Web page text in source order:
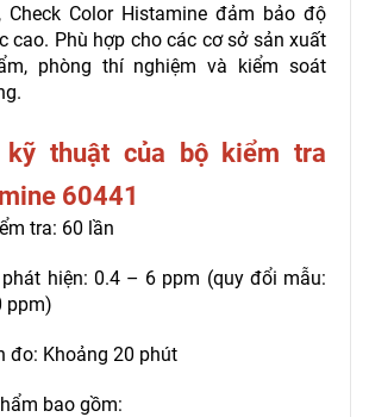
Check Color Histamine đảm bảo độ
cao. Phù hợp cho các cơ sở sản xuất
phòng thí nghiệm và kiểm soát
kỹ thuật của bộ kiểm tra
60441
tra: 60 lần
hiện: 0.4 – 6 ppm (quy đổi mẫu:
ppm)
đo: Khoảng 20 phút
bao gồm: